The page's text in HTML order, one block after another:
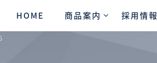
HOME 商品案内 採用情報